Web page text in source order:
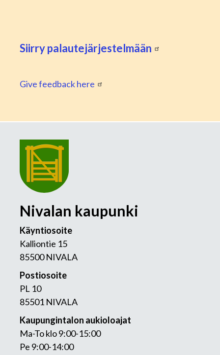
Siirry palautejärjestelmään
Give feedback here
Nivalan kaupunki
Käyntiosoite
Kalliontie 15
85500 NIVALA
Postiosoite
PL 10
85501 NIVALA
Kaupungintalon aukioloajat
Ma-To klo 9:00-15:00
Pe 9:00-14:00